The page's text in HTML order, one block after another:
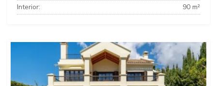
Interior:
90 m²